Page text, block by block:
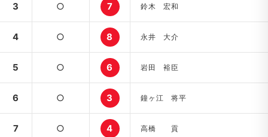
3 ○ 7 鈴木 宏和
4 ○ 8 永井 大介
5 ○ 6 岩田 裕臣
6 ○ 3 鐘ヶ江 将平
7 ○ 4 高橋 貢